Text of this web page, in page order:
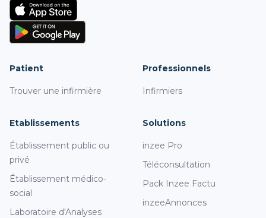
Patient
Trouver une infirmière
Professionnels
Infirmiers
Etablissements
Établissement public ou
privé
Établissement médico-
social
Laboratoire d'Analyses
Solutions
inzee Pro
Téléconsultation
Pack Inzee Factu
inzeeAnnonces